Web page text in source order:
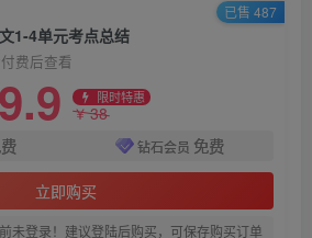
1-4单元考点总结
费后查看
9.9 限时特惠
￥38
钻石会员 免费
立即购买
未登录！建议登陆后购买，可保存购买订单
已售 487